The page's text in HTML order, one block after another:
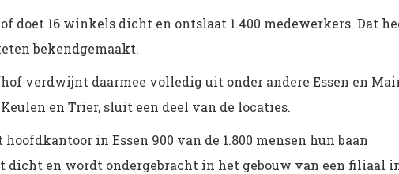
doet 16 winkels dicht en ontslaat 1.400 medewerkers. Dat
bekendgemaakt.
verdwijnt daarmee volledig uit onder andere Essen en
en Trier, sluit een deel van de locaties.
in Essen 900 van de 1.800 mensen hun baan
dicht en wordt ondergebracht in het gebouw van een filiaal